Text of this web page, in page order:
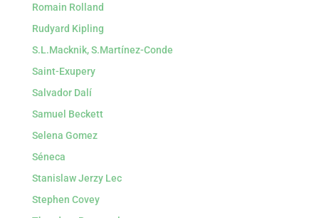
Romain Rolland
Rudyard Kipling
S.L.Macknik, S.Martínez-Conde
Saint-Exupery
Salvador Dalí
Samuel Beckett
Selena Gomez
Séneca
Stanislaw Jerzy Lec
Stephen Covey